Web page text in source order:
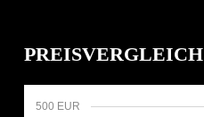
PREISVERGLEICH
500 EUR